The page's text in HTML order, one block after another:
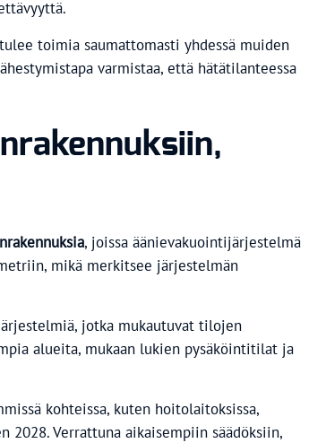
toimia saumattomasti yhdessä muiden
varmistaa, että hätätilanteessa
, joissa äänievakuointijärjestelmä
mikä merkitsee järjestelmän
jotka mukautuvat tilojen
alueita, mukaan lukien pysäköintitilat ja
kohteissa, kuten hoitolaitoksissa,
Verrattuna aikaisempiin säädöksiin,